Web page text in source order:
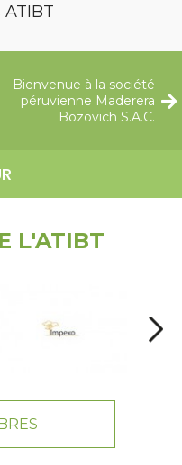
Bienvenue à la société
péruvienne Maderera
Bozovich S.A.C.
L'ATIBT